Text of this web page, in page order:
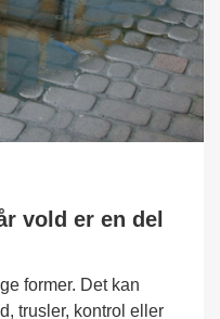
vold er en del
former. Det kan
trusler, kontrol eller